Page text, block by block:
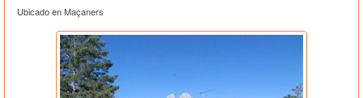
Ubicado en Maçaners